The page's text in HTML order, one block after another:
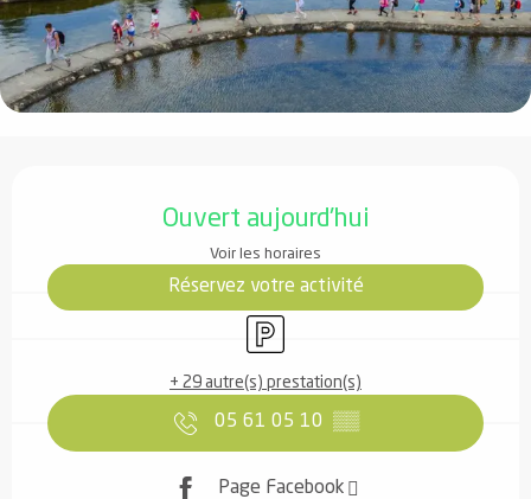
Ouvert aujourd'hui
Voir les horaires
Réservez votre activité
Parking
+ 29 autre(s) prestation(s)
05 61 05 10 ▒▒
Page Facebook